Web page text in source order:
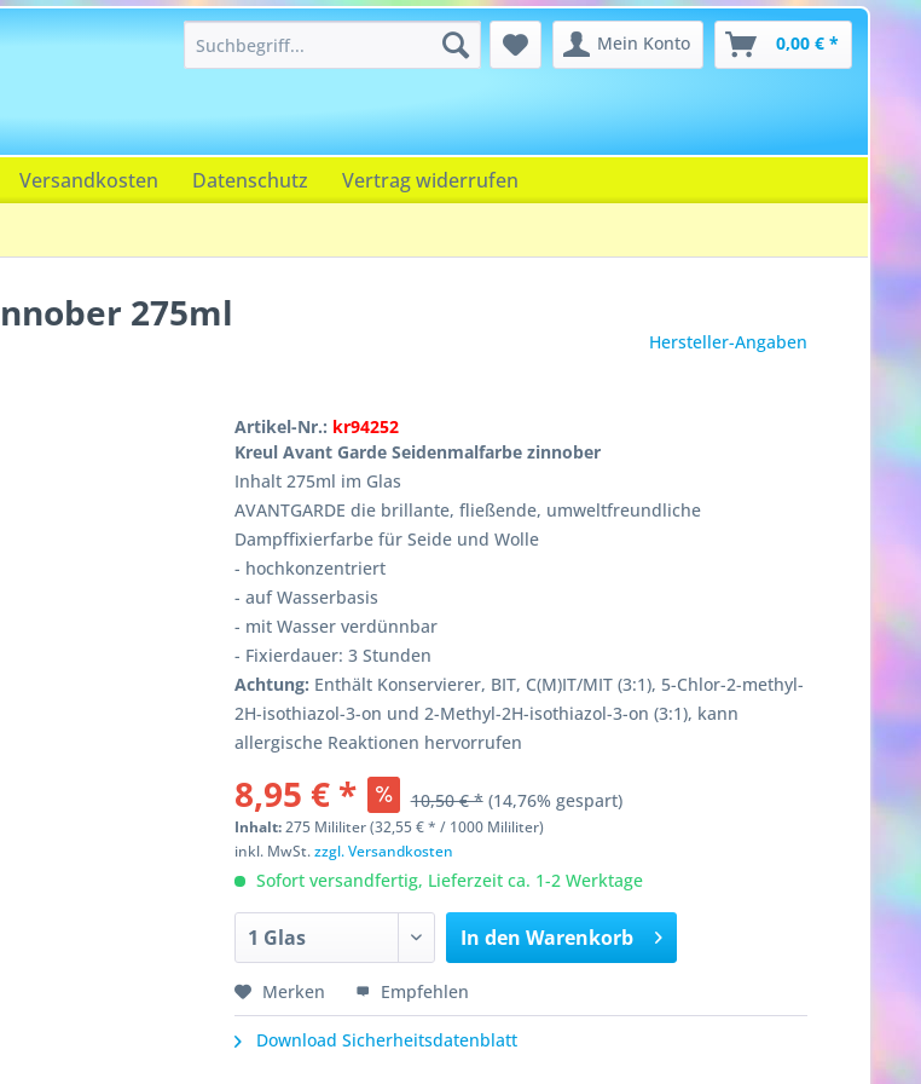
Mein Konto 0,00 € *
Versandkosten Datenschutz Vertrag widerrufen
275ml
Hersteller-Angaben
Artikel-Nr.: kr94252
Kreul Avant Garde Seidenmalfarbe zinnober
Inhalt 275ml im Glas
AVANTGARDE die brillante, fließende, umweltfreundliche
Dampffixierfarbe für Seide und Wolle
- hochkonzentriert
- auf Wasserbasis
- mit Wasser verdünnbar
- Fixierdauer: 3 Stunden
Achtung: Enthält Konservierer, BIT, C(M)IT/MIT (3:1), 5-Chlor-2-methyl-
2H-isothiazol-3-on und 2-Methyl-2H-isothiazol-3-on (3:1), kann
allergische Reaktionen hervorrufen
8,95 € * 10,50 € * (14,76% gespart)
Inhalt:275 Mililiter (32,55 € * / 1000 Mililiter)
inkl. MwSt.zzgl. Versandkosten
Sofort versandfertig, Lieferzeit ca. 1-2 Werktage
In den Warenkorb
Merken Empfehlen
Download Sicherheitsdatenblatt